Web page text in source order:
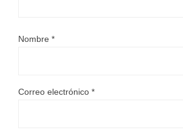
Nombre *
Correo electrónico *